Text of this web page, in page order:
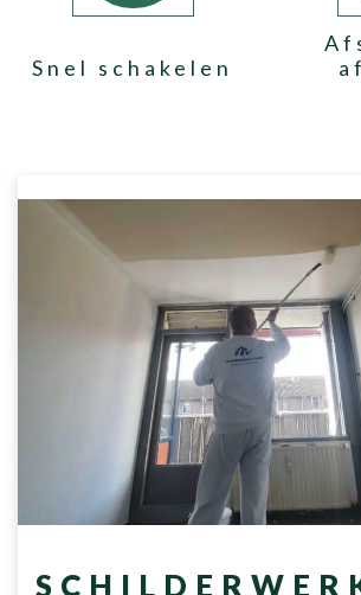
Snel schakelen